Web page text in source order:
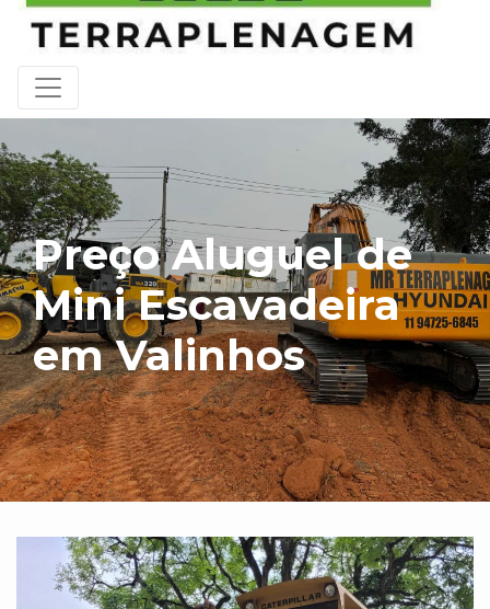
Preço Aluguel de
Mini Escavadeira
em Valinhos